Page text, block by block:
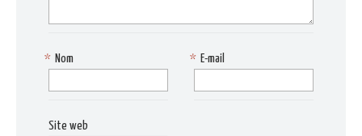
Nom
* E-mail
*
Site web